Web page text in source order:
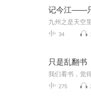
记今江——
34
只是乱翻书
275